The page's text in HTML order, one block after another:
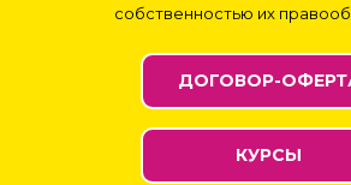
собственностью их
КУРСЫ
ДОГОВОР-